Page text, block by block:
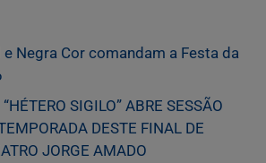
e Negra Cor comandam a Festa da
SIGILO” ABRE SESSÃO
DESTE FINAL DE
JORGE AMADO